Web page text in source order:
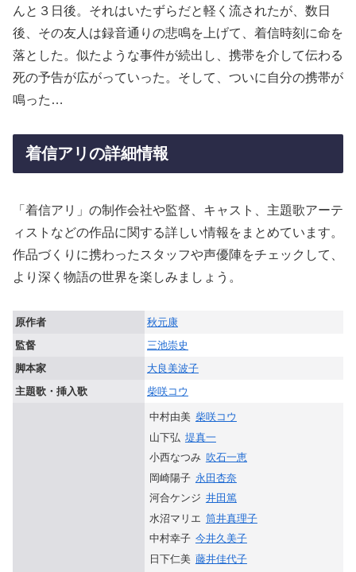
んと３日後。それはいたずらだと軽く流されたが、数日
後、その友人は録音通りの悲鳴を上げて、着信時刻に命を
落とした。似たような事件が続出し、携帯を介して伝わる
死の予告が広がっていった。そして、ついに自分の携帯が
鳴った…
着信アリの詳細情報
「着信アリ」の制作会社や監督、キャスト、主題歌アーテ
ィストなどの作品に関する詳しい情報をまとめています。
作品づくりに携わったスタッフや声優陣をチェックして、
より深く物語の世界を楽しみましょう。
原作者
秋元康
監督
三池崇史
脚本家
大良美波子
主題歌・挿入歌
柴咲コウ
中村由美 柴咲コウ
山下弘 堤真一
小西なつみ 吹石一恵
岡崎陽子 永田杏奈
河合ケンジ 井田篤
水沼マリエ 筒井真理子
中村幸子 今井久美子
日下仁美 藤井佳代子